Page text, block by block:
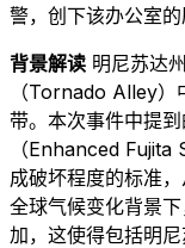
警，创下该办公室的
背景解读 明尼苏达
（Tornado Alley）
带。本次事件中提
（Enhanced Fujita
成破坏程度的标准
全球气候变化背景
加，这使得包括明